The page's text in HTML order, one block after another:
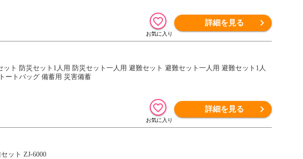
詳細を見る
ートバッグ 備蓄用 災害備蓄
詳細を見る
ット ZJ-6000